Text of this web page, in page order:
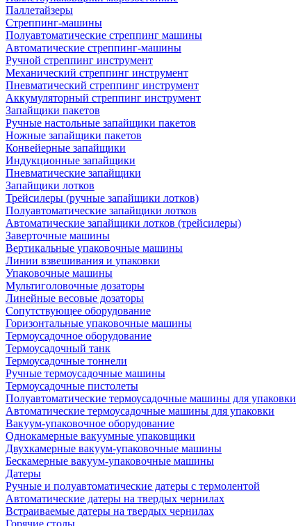
Паллетайзеры
Стреппинг-машины
Полуавтоматические стреппинг машины
Автоматические стреппинг-машины
Ручной стреппинг инструмент
Механический стреппинг инструмент
Пневматический стреппинг инструмент
Аккумуляторный стреппинг инструмент
Запайщики пакетов
Ручные настольные запайщики пакетов
Ножные запайщики пакетов
Конвейерные запайщики
Индукционные запайщики
Пневматические запайщики
Запайщики лотков
Трейсилеры (ручные запайщики лотков)
Полуавтоматические запайщики лотков
Автоматические запайщики лотков (трейсилеры)
Заверточные машины
Вертикальные упаковочные машины
Линии взвешивания и упаковки
Упаковочные машины
Мультиголовочные дозаторы
Линейные весовые дозаторы
Сопутствующее оборудование
Горизонтальные упаковочные машины
Термоусадочное оборудование
Термоусадочный танк
Термоусадочные тоннели
Ручные термоусадочные машины
Термоусадочные пистолеты
Полуавтоматические термоусадочные машины для упаковки
Автоматические термоусадочные машины для упаковки
Вакуум-упаковочное оборудование
Однокамерные вакуумные упаковщики
Двухкамерные вакуум-упаковочные машины
Бескамерные вакуум-упаковочные машины
Датеры
Ручные и полуавтоматические датеры с термолентой
Автоматические датеры на твердых чернилах
Встраиваемые датеры на твердых чернилах
Горячие столы